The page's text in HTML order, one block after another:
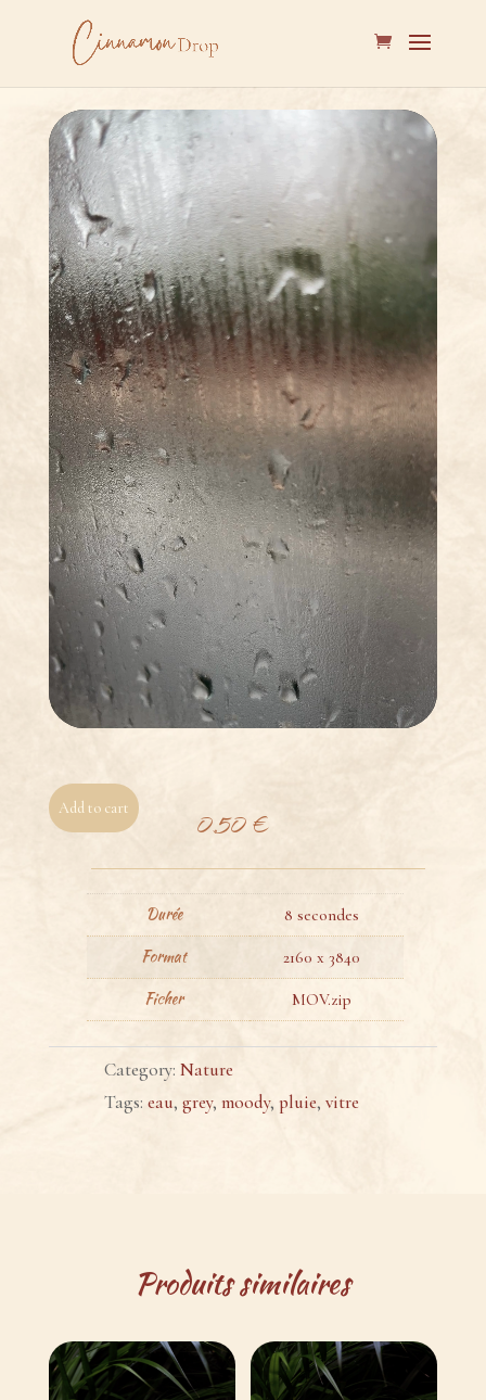
Lecteur
vidéo
0,50€
Add to cart
Durée 8 secondes
Format 2160 x 3840
Ficher MOV.zip
Category: Nature
Tags: eau, grey, moody, pluie, vitre
Produits similaires